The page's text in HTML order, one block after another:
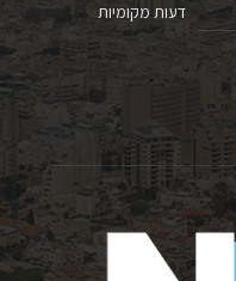
דעות מקומיות